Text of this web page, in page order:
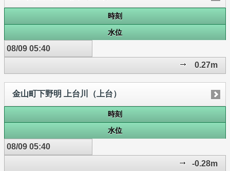
時刻
水位
08/09 05:40
0.27m
金山町下野明 上台川（上台）
時刻
水位
08/09 05:40
-0.28m